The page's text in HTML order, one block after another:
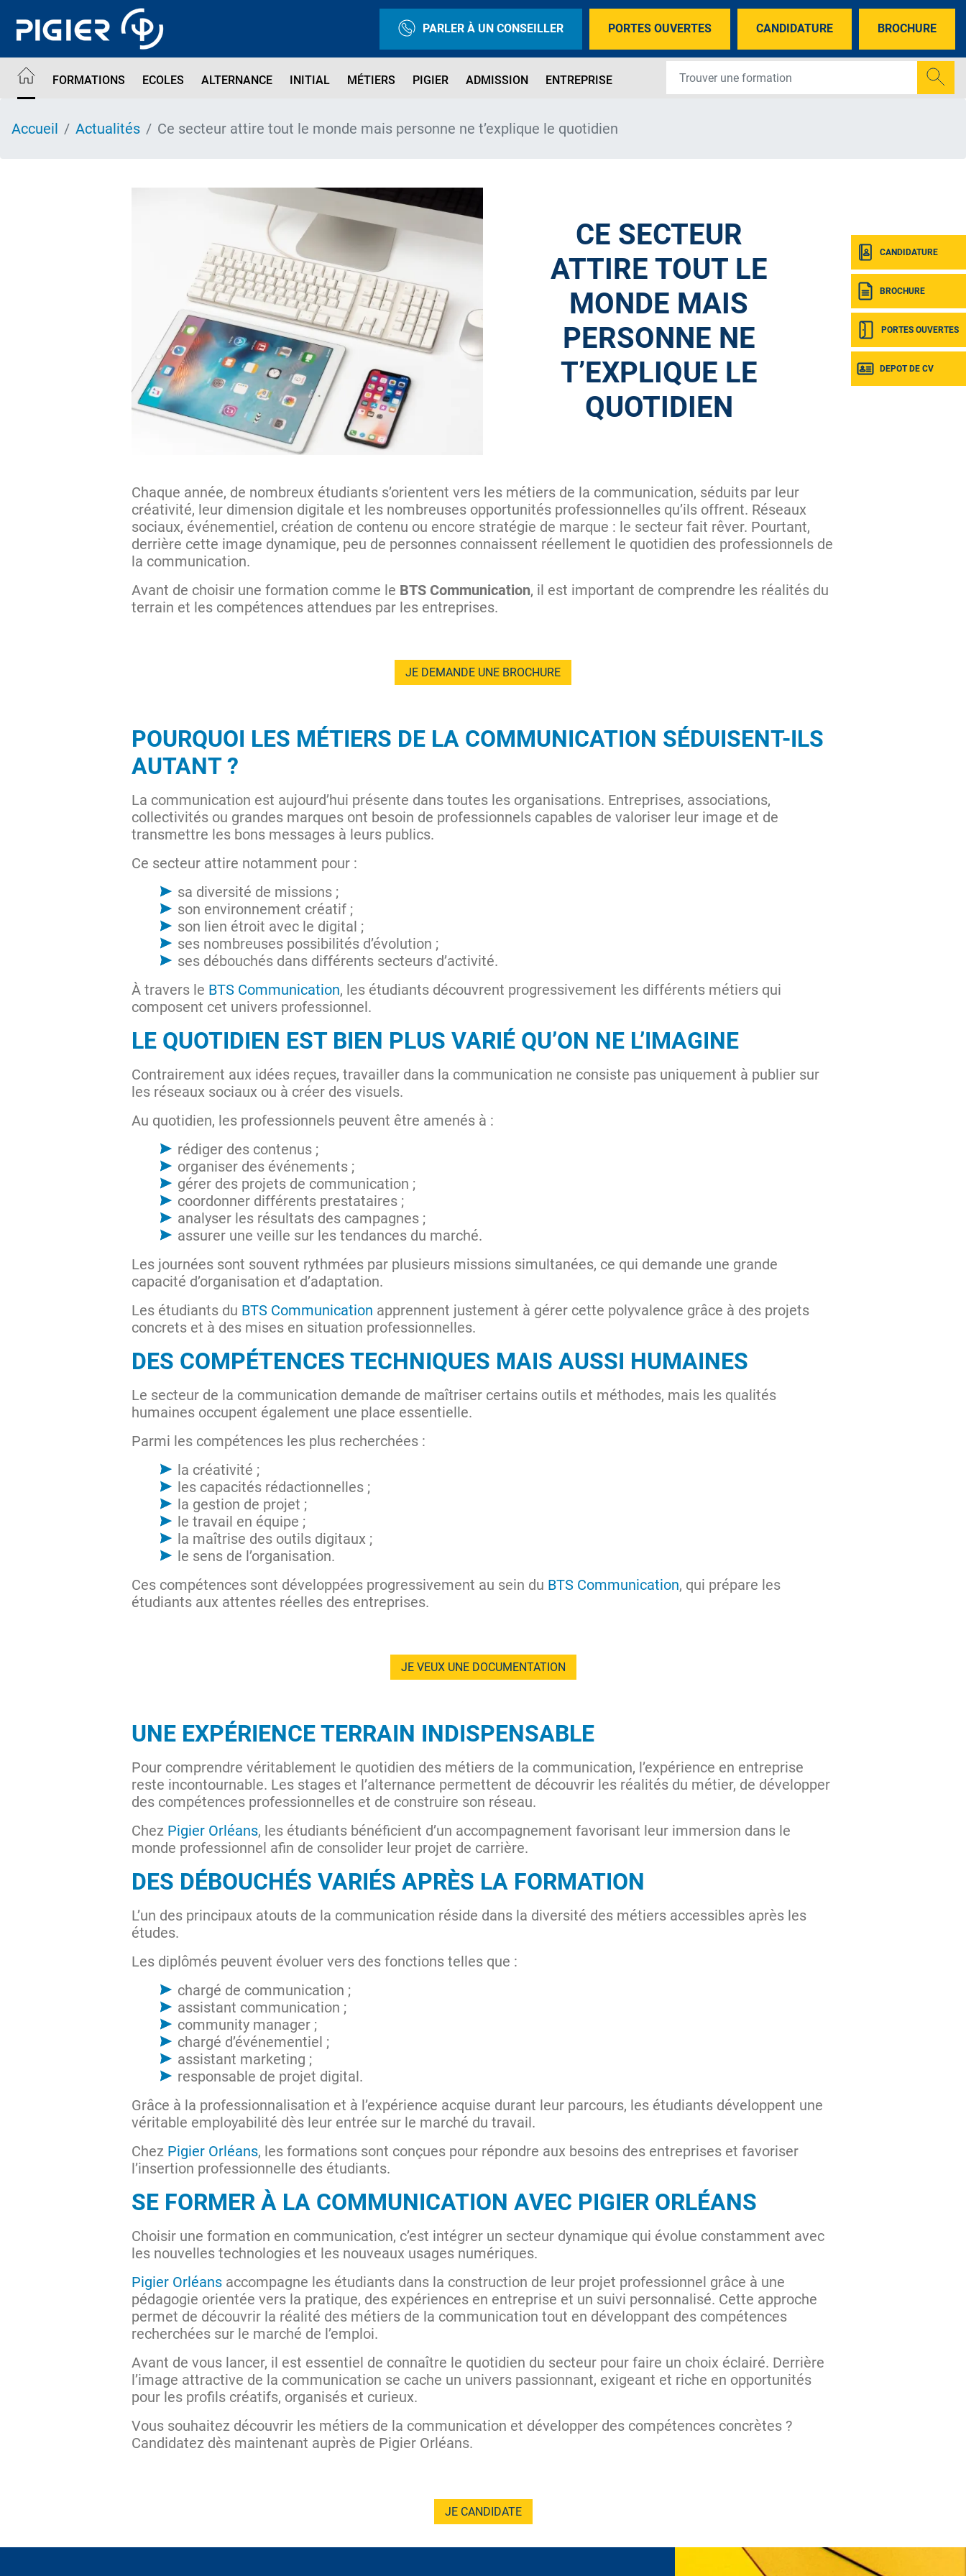
contenu
PARLER À UN CONSEILLER PORTES OUVERTES CANDIDATURE BROCHURE
FORMATIONS ECOLES ALTERNANCE INITIAL MÉTIERS PIGIER ADMISSION ENTREPRISE
CANDIDATURE
BROCHURE
PORTES OUVERTES
DEPOT DE CV
Accueil Actualités Ce secteur attire tout le monde mais personne ne t’explique le quotidien
CE SECTEUR
ATTIRE TOUT LE
MONDE MAIS
PERSONNE NE
T’EXPLIQUE LE
QUOTIDIEN
Chaque année, de nombreux étudiants s’orientent vers les métiers de la communication, séduits par leur
créativité, leur dimension digitale et les nombreuses opportunités professionnelles qu’ils offrent. Réseaux
sociaux, événementiel, création de contenu ou encore stratégie de marque : le secteur fait rêver. Pourtant,
derrière cette image dynamique, peu de personnes connaissent réellement le quotidien des professionnels de
la communication.
Avant de choisir une formation comme le BTS Communication, il est important de comprendre les réalités du
terrain et les compétences attendues par les entreprises.
JE DEMANDE UNE BROCHURE
POURQUOI LES MÉTIERS DE LA COMMUNICATION SÉDUISENT-ILS
AUTANT ?
La communication est aujourd’hui présente dans toutes les organisations. Entreprises, associations,
collectivités ou grandes marques ont besoin de professionnels capables de valoriser leur image et de
transmettre les bons messages à leurs publics.
Ce secteur attire notamment pour :
sa diversité de missions ;
son environnement créatif ;
son lien étroit avec le digital ;
ses nombreuses possibilités d’évolution ;
ses débouchés dans différents secteurs d’activité.
À travers le BTS Communication, les étudiants découvrent progressivement les différents métiers qui
composent cet univers professionnel.
LE QUOTIDIEN EST BIEN PLUS VARIÉ QU’ON NE L’IMAGINE
Contrairement aux idées reçues, travailler dans la communication ne consiste pas uniquement à publier sur
les réseaux sociaux ou à créer des visuels.
Au quotidien, les professionnels peuvent être amenés à :
rédiger des contenus ;
organiser des événements ;
gérer des projets de communication ;
coordonner différents prestataires ;
analyser les résultats des campagnes ;
assurer une veille sur les tendances du marché.
Les journées sont souvent rythmées par plusieurs missions simultanées, ce qui demande une grande
capacité d’organisation et d’adaptation.
Les étudiants du BTS Communication apprennent justement à gérer cette polyvalence grâce à des projets
concrets et à des mises en situation professionnelles.
DES COMPÉTENCES TECHNIQUES MAIS AUSSI HUMAINES
Le secteur de la communication demande de maîtriser certains outils et méthodes, mais les qualités
humaines occupent également une place essentielle.
Parmi les compétences les plus recherchées :
la créativité ;
les capacités rédactionnelles ;
la gestion de projet ;
le travail en équipe ;
la maîtrise des outils digitaux ;
le sens de l’organisation.
Ces compétences sont développées progressivement au sein du BTS Communication, qui prépare les
étudiants aux attentes réelles des entreprises.
JE VEUX UNE DOCUMENTATION
UNE EXPÉRIENCE TERRAIN INDISPENSABLE
Pour comprendre véritablement le quotidien des métiers de la communication, l’expérience en entreprise
reste incontournable. Les stages et l’alternance permettent de découvrir les réalités du métier, de développer
des compétences professionnelles et de construire son réseau.
Chez Pigier Orléans, les étudiants bénéficient d’un accompagnement favorisant leur immersion dans le
monde professionnel afin de consolider leur projet de carrière.
DES DÉBOUCHÉS VARIÉS APRÈS LA FORMATION
L’un des principaux atouts de la communication réside dans la diversité des métiers accessibles après les
études.
Les diplômés peuvent évoluer vers des fonctions telles que :
chargé de communication ;
assistant communication ;
community manager ;
chargé d’événementiel ;
assistant marketing ;
responsable de projet digital.
Grâce à la professionnalisation et à l’expérience acquise durant leur parcours, les étudiants développent une
véritable employabilité dès leur entrée sur le marché du travail.
Chez Pigier Orléans, les formations sont conçues pour répondre aux besoins des entreprises et favoriser
l’insertion professionnelle des étudiants.
SE FORMER À LA COMMUNICATION AVEC PIGIER ORLÉANS
Choisir une formation en communication, c’est intégrer un secteur dynamique qui évolue constamment avec
les nouvelles technologies et les nouveaux usages numériques.
Pigier Orléans accompagne les étudiants dans la construction de leur projet professionnel grâce à une
pédagogie orientée vers la pratique, des expériences en entreprise et un suivi personnalisé. Cette approche
permet de découvrir la réalité des métiers de la communication tout en développant des compétences
recherchées sur le marché de l’emploi.
Avant de vous lancer, il est essentiel de connaître le quotidien du secteur pour faire un choix éclairé. Derrière
l’image attractive de la communication se cache un univers passionnant, exigeant et riche en opportunités
pour les profils créatifs, organisés et curieux.
Vous souhaitez découvrir les métiers de la communication et développer des compétences concrètes ?
Candidatez dès maintenant auprès de Pigier Orléans.
JE CANDIDATE